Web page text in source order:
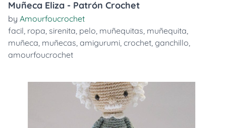
Muñeca Eliza - Patrón Crochet
by Amourfoucrochet
facil, ropa, sirenita, pelo, muñequitas, muñequita,
muñeca, muñecas, amigurumi, crochet, ganchillo,
amourfoucrochet